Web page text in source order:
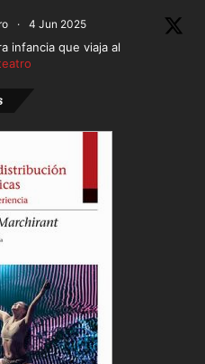
· 4 Jun 2025
infancia que viaja al
más